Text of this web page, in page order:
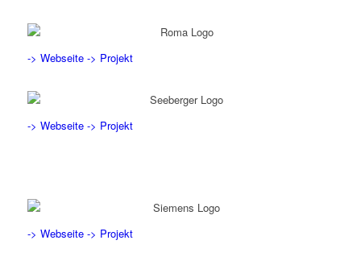
-> Webseite -> Projekt
-> Webseite -> Projekt
-> Webseite -> Projekt